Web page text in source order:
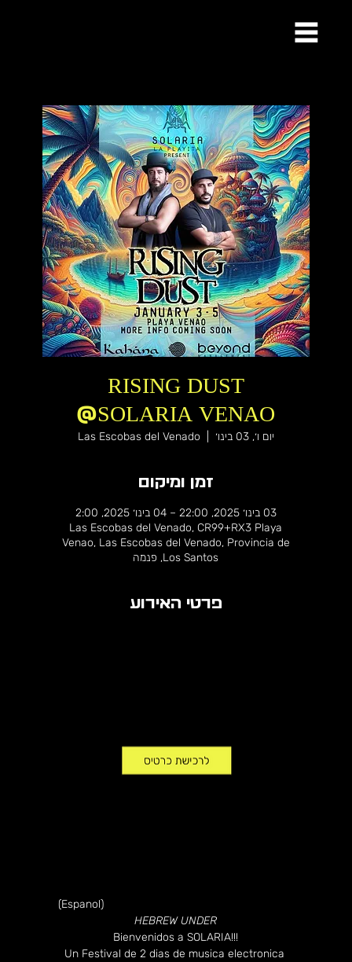
RISING DUST
@SOLARIA VENAO
יום ו׳, 03 בינו׳ Las Escobas del Venado
זמן ומיקום
03 בינו׳ 2025, 22:00 – 04 בינו׳ 2025, 2:00
Las Escobas del Venado, CR99+RX3 Playa
Venao, Las Escobas del Venado, Provincia de
Los Santos, פנמה
פרטי האירוע
(Espanol)
HEBREW UNDER
Bienvenidos a SOLARIA!!!
Un Festival de 2 dias de musica electronica